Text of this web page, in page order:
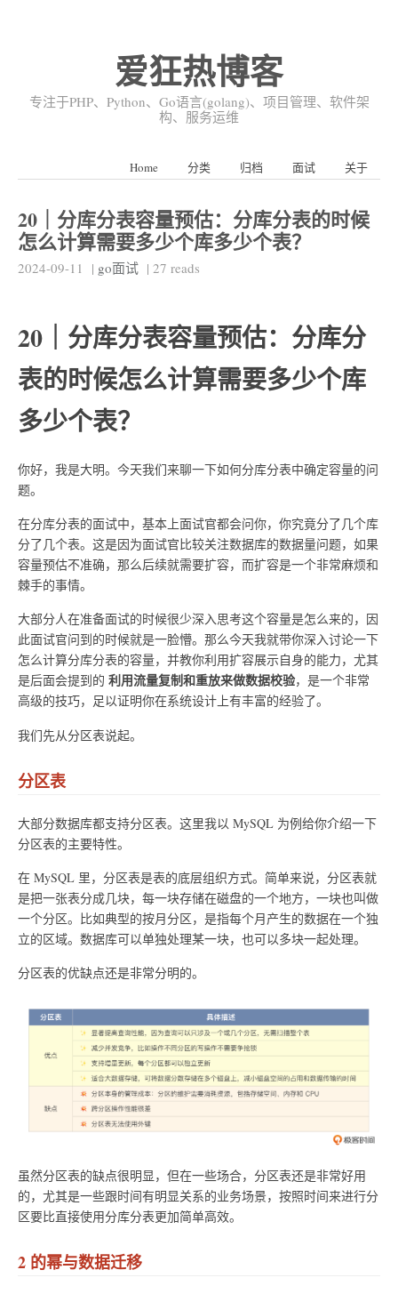
爱狂热博客
专注于PHP、Python、Go语言(golang)、项目管理、软件架
构、服务运维
Home 分类 归档 面试 关于
20｜分库分表容量预估：分库分表的时候
怎么计算需要多少个库多少个表？
2024-09-11 | go面试 | 27 reads
20｜分库分表容量预估：分库分
表的时候怎么计算需要多少个库
多少个表？
你好，我是大明。今天我们来聊一下如何分库分表中确定容量的问
题。
在分库分表的面试中，基本上面试官都会问你，你究竟分了几个库
分了几个表。这是因为面试官比较关注数据库的数据量问题，如果
容量预估不准确，那么后续就需要扩容，而扩容是一个非常麻烦和
棘手的事情。
大部分人在准备面试的时候很少深入思考这个容量是怎么来的，因
此面试官问到的时候就是一脸懵。那么今天我就带你深入讨论一下
怎么计算分库分表的容量，并教你利用扩容展示自身的能力，尤其
是后面会提到的 利用流量复制和重放来做数据校验，是一个非常
高级的技巧，足以证明你在系统设计上有丰富的经验了。
我们先从分区表说起。
分区表
大部分数据库都支持分区表。这里我以 MySQL 为例给你介绍一下
分区表的主要特性。
在 MySQL 里，分区表是表的底层组织方式。简单来说，分区表就
是把一张表分成几块，每一块存储在磁盘的一个地方，一块也叫做
一个分区。比如典型的按月分区，是指每个月产生的数据在一个独
立的区域。数据库可以单独处理某一块，也可以多块一起处理。
分区表的优缺点还是非常分明的。
虽然分区表的缺点很明显，但在一些场合，分区表还是非常好用
的，尤其是一些跟时间有明显关系的业务场景，按照时间来进行分
区要比直接使用分库分表更加简单高效。
2 的幂与数据迁移